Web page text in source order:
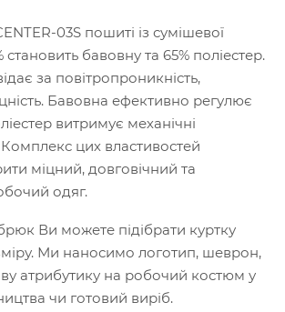
03S пошиті із сумішевої
становить бавовну та 65% поліестер.
за повітропроникність,
Бавовна ефективно регулює
витримує механічні
цих властивостей
міцний, довговічний та
одяг.
Ви можете підібрати куртку
Ми наносимо логотип, шеврон,
атрибутику на робочий костюм у
чи готовий виріб.